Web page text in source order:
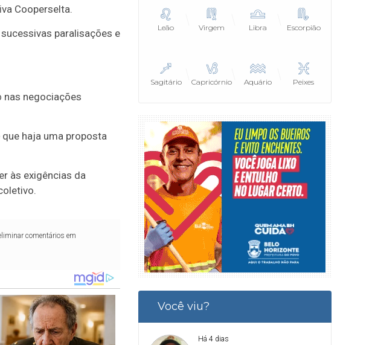
Cooperselta.
paralisações e
nas negociações
haja uma proposta
às exigências da
comentários em
Leão Virgem Libra Escorpião
Sagitário Capricórnio Aquário Peixes
Você viu?
Há 4 dias